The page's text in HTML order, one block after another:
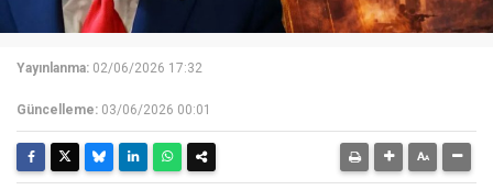
Yayınlanma: 02/06/2026 17:32
Güncelleme: 03/06/2026 00:01